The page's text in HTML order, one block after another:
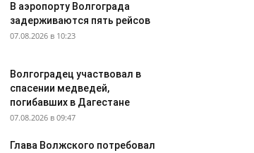
В аэропорту Волгограда
задерживаются пять рейсов
07.08.2026 в 10:23
Волгоградец участвовал в
спасении медведей,
погибавших в Дагестане
07.08.2026 в 09:47
Глава Волжского потребовал